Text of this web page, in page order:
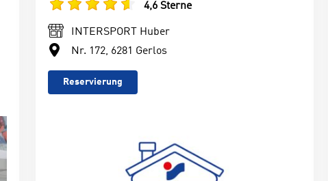
4,6 Sterne
INTERSPORT Huber
Nr. 172, 6281 Gerlos
Reservierung